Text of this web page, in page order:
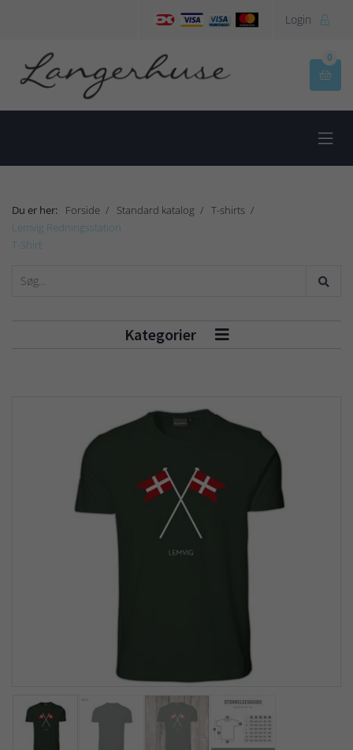
Login 

0

Du er her: Forside Standard katalog
T-shirts
Lemvig Redningsstation
T-Shirt
Kategorier 